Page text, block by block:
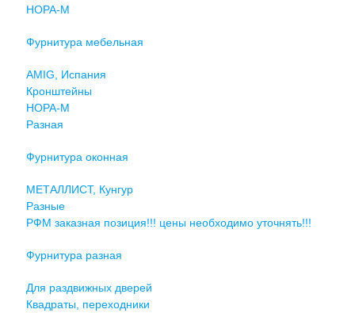
НОРА-М
Фурнитура мебельная
AMIG, Испания
Кронштейны
НОРА-М
Разная
Фурнитура оконная
МЕТАЛЛИСТ, Кунгур
Разные
РФМ заказная позиция!!! цены необходимо уточнять!!!
Фурнитура разная
Для раздвижных дверей
Квадраты, переходники